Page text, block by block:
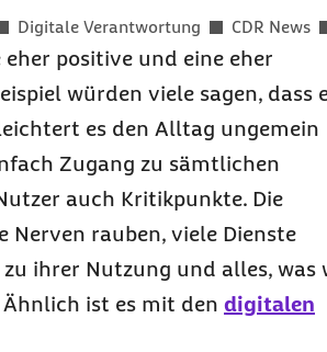
Digitale Verantwortung CDR News
positive und eine eher
würden viele sagen, dass
es den Alltag ungemein
Zugang zu sämtlichen
auch Kritikpunkte. Die
Nerven rauben, viele Dienste
ihrer Nutzung und alles, was
ist es mit den digitalen